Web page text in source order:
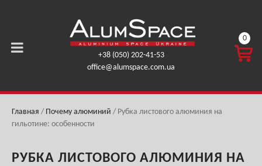
+38 (050) 202-41-53
office@alumspace.com.ua
КОРЗ
ГРН.
0
Главная / Почему алюминий / Рубка листового алюминия на
гильотине: особенности
РУБКА ЛИСТОВОГО АЛЮМИНИЯ НА